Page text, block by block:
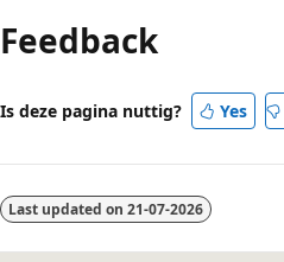
Feedback
Is deze pagina nuttig? Yes
Last updated on 21-07-2026